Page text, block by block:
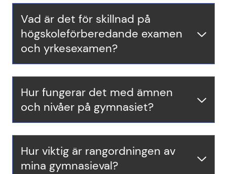
Vad är det för skillnad på
högskoleförberedande examen
och yrkesexamen?
Hur fungerar det med ämnen
och nivåer på gymnasiet?
Hur viktig är rangordningen av
mina gymnasieval?